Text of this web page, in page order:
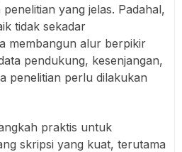
yang jelas. Padahal,
tidak sekadar
membangun alur berpikir
pendukung, kesenjangan,
penelitian perlu dilakukan
praktis untuk
skripsi yang kuat, terutama